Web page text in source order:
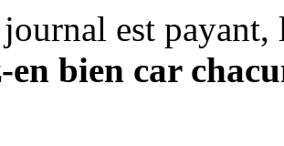
est payant,
bien car